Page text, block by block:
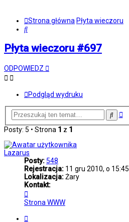
Strona główna Płyta wieczoru
Szukaj
Płyta wieczoru #697
ODPOWIEDZ
Podgląd wydruku
Szukaj
Posty: 5 • Strona 1 z 1
Lazarus
Posty:548
Rejestracja: 11 gru 2010, o 15:45
Lokalizacja:Żary
Kontakt:
się
z
Strona WWW